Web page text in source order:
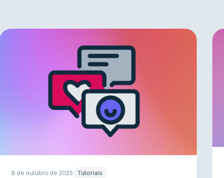
8 de outubro de 2025 Tutoriais